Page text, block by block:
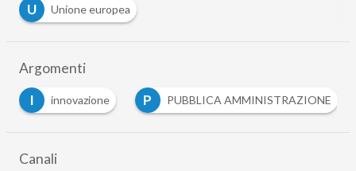
U
Unione europea
Argomenti
innovazione P PUBBLICA AMMINISTRAZIONE
Canali